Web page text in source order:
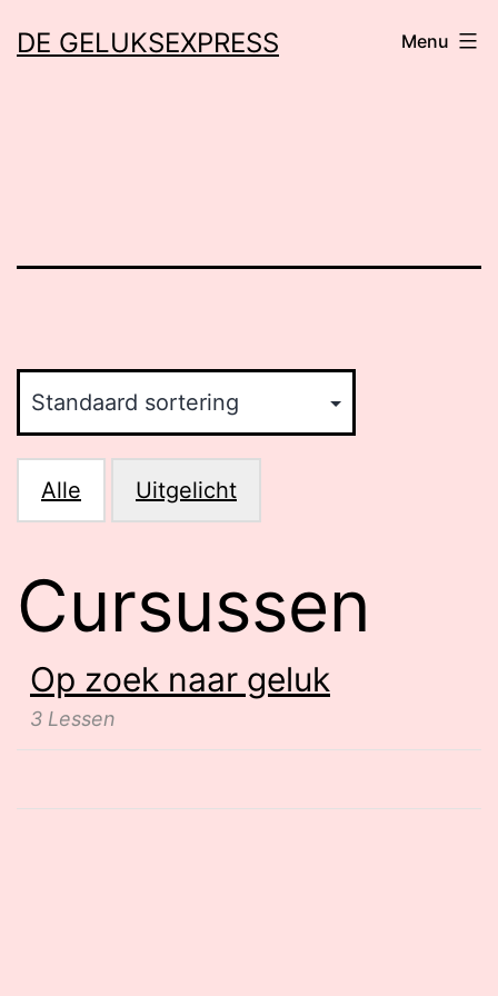
naar
DE GELUKSEXPRESS Menu
Alle Uitgelicht
Cursussen
Op zoek naar geluk
3 Lessen